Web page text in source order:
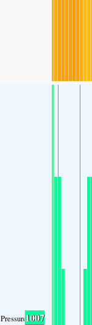
Pressure1007